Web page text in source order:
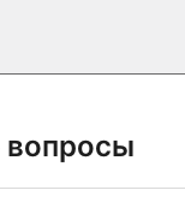
вопросы